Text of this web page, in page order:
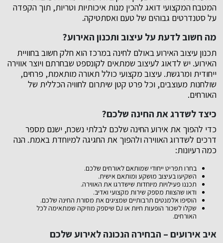
המטבח המקצועי דואג להכין מנות איכותיות וטריות, תוך הקפדה
על סטנדרטים גבוהים של טעם ואסתטיקה.
מה חשוב לדעת על עיצוב ותכנון האירוע?
תכנון עיצוב האירוע באולם לחינה במרכז הוא חלק חשוב בחוויית
האירוע. יש לדאוג לעיצוב שמתאים לקונספט שבחרתם ויוצר אווירה
ייחודית ומרגשת. עיצוב מקצועי כולל תאורה מותאמת, פרחים,
שולחנות מעוצבים, וכל פרט קטן שיתרום לחוויה הכללית של
האורחים.
כיצד לשדרג את החינה שלכם?
כדי להפוך את אירוע החינה שלכם לבלתי נשכח, ישנם מספר
דרכים לשדרוג האווירה ולהפוך את החגיגה למיוחדת באמת. הנה
כמה רעיונות:
בחרו תפריט ייחודי שמותאם לאורחים שלכם.
השקיעו בעיצוב מושקע ומותאם אישית.
תכננו פעילויות מיוחדות שישדרגו את האווירה.
ודאו שהצוות מספק שירות מקצועי ואדיב.
הוסיפו אלמנטים תרבותיים שמציגים את מסורת החינה שלכם.
שקלו לשכור הופעות חיות או DJ שיספק מוזיקה שמתאימה לכל
האורחים.
איב אירועים – הבחירה הנכונה לאירוע שלכם